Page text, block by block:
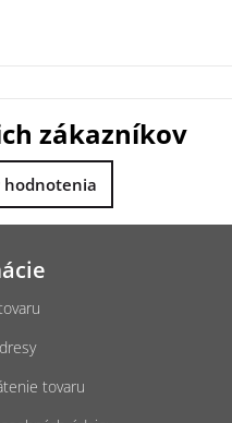
zákazníkov
hodnotenia
tovaru